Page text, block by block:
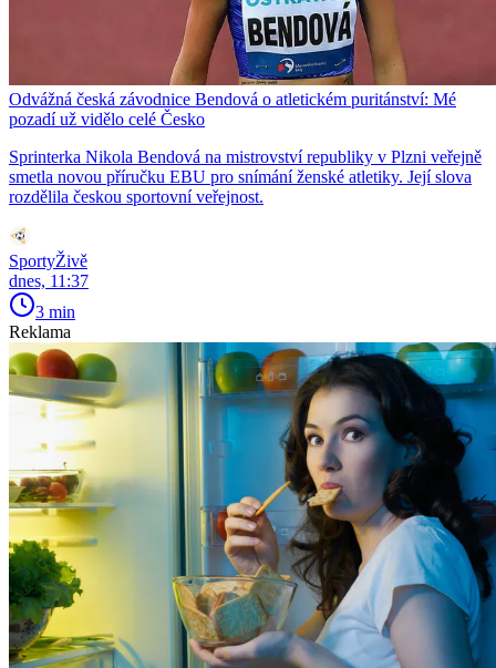
Odvážná česká závodnice Bendová o atletickém puritánství: Mé
pozadí už vidělo celé Česko
Sprinterka Nikola Bendová na mistrovství republiky v Plzni veřejně
smetla novou příručku EBU pro snímání ženské atletiky. Její slova
rozdělila českou sportovní veřejnost.
SportyŽivě
dnes, 11:37
3 min
Reklama